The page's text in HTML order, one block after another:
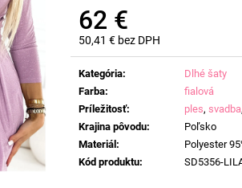
62 €
50,41 € bez DPH
Jednotková
cena:
Kategória:
Dlhé šaty
Farba:
fialová
Príležitosť: ples, svadba
Krajina pôvodu:
Poľsko
Materiál:
Polyester
Kód produktu: SD5356-